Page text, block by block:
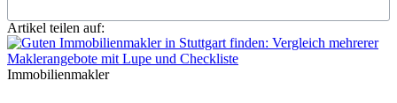
Artikel teilen auf:
Immobilienmakler